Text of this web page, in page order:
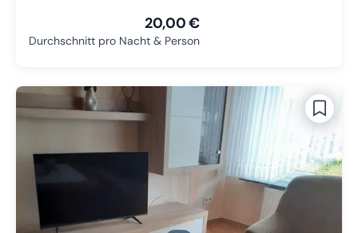
20,00 €
Durchschnitt pro Nacht & Person